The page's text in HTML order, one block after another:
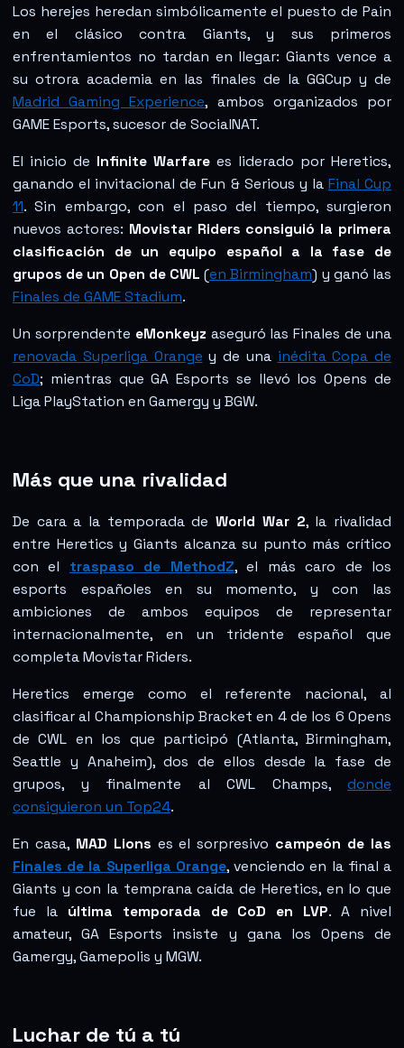
Los herejes heredan simbólicamente el puesto de Pain
en el clásico contra Giants, y sus primeros
enfrentamientos no tardan en llegar: Giants vence a
su otrora academia en las finales de la GGCup y de
Madrid Gaming Experience, ambos organizados por
GAME Esports, sucesor de SocialNAT.
El inicio de Infinite Warfare es liderado por Heretics,
ganando el invitacional de Fun & Serious y la Final Cup
11. Sin embargo, con el paso del tiempo, surgieron
nuevos actores: Movistar Riders consiguió la primera
clasificación de un equipo español a la fase de
grupos de un Open de CWL (en Birmingham) y ganó las
Finales de GAME Stadium.
Un sorprendente eMonkeyz aseguró las Finales de una
renovada Superliga Orange y de una inédita Copa de
CoD; mientras que GA Esports se llevó los Opens de
Liga PlayStation en Gamergy y BGW.
Más que una rivalidad
De cara a la temporada deWorld War 2, la rivalidad
entre Heretics y Giants alcanza su punto más crítico
con el traspaso de MethodZ, el más caro de los
esports españoles en su momento, y con las
ambiciones de ambos equipos de representar
internacionalmente, en un tridente español que
completa Movistar Riders.
Heretics emerge como el referente nacional, al
clasificar al Championship Bracket en 4 de los 6 Opens
de CWL en los que participó (Atlanta, Birmingham,
Seattle y Anaheim), dos de ellos desde la fase de
grupos, y finalmente al CWL Champs, donde
consiguieron un Top24.
En casa, MAD Lions es el sorpresivo campeón de las
Finales de la Superliga Orange, venciendo en la final a
Giants y con la temprana caída de Heretics, en lo que
fue la última temporada de CoD en LVP. A nivel
amateur, GA Esports insiste y gana los Opens de
Gamergy, Gamepolis y MGW.
Luchar de tú a tú